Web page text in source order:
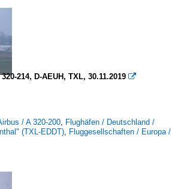
214, D-AEUH, TXL, 30.11.2019 
/ A 320-200, Flughäfen / Deutschland /
(TXL-EDDT), Fluggesellschaften / Europa /